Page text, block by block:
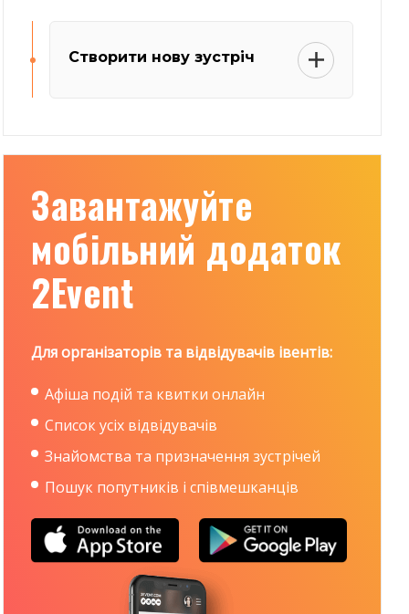
Створити нову зустріч
Завантажуйте
мобільний додаток
2Event
Для організаторів та відвідувачів івентів:
Афіша подій та квитки онлайн
Список усіх відвідувачів
Знайомства та призначення зустрічей
Пошук попутників і співмешканців